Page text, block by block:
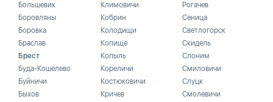
Большевик
Боровляны
Боровка
Браслав
Брест
Буда-Кошелево
Буйничи
Быхов
Климовичи
Кобрин
Колодищи
Копище
Копыль
Кореличи
Костюковичи
Кричев
Рогачев
Сеница
Светлогорск
Скидель
Слоним
Смиловичи
Слуцк
Смолевичи